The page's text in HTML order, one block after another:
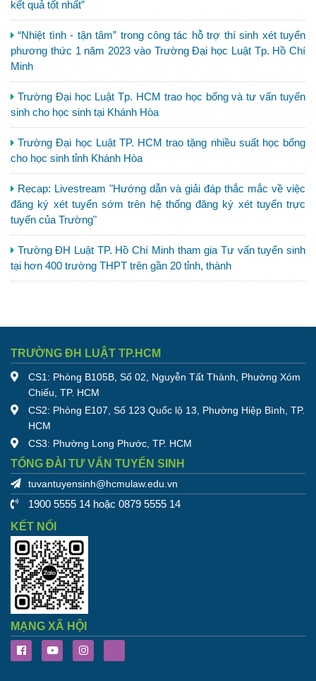
kết quả tốt nhất”
“Nhiệt tình - tận tâm” trong công tác hỗ trợ thí sinh xét tuyển
phương thức 1 năm 2023 vào Trường Đại học Luật Tp. Hồ Chí
Minh
Trường Đại học Luật Tp. HCM trao học bổng và tư vấn tuyển
sinh cho học sinh tại Khánh Hòa
Trường Đại học Luật TP. HCM trao tặng nhiều suất học bổng
cho học sinh tỉnh Khánh Hòa
Recap: Livestream "Hướng dẫn và giải đáp thắc mắc về việc
đăng ký xét tuyển sớm trên hệ thống đăng ký xét tuyển trực
tuyến của Trường"
Trường ĐH Luật TP. Hồ Chí Minh tham gia Tư vấn tuyển sinh
tại hơn 400 trường THPT trên gần 20 tỉnh, thành
TRƯỜNG ĐH LUẬT TP.HCM
CS1: Phòng B105B, Số 02, Nguyễn Tất Thành, Phường Xóm
Chiếu, TP. HCM
CS2: Phòng E107, Số 123 Quốc lộ 13, Phường Hiệp Bình, TP.
HCM
CS3: Phường Long Phước, TP. HCM
TỔNG ĐÀI TƯ VẤN TUYỂN SINH
tuvantuyensinh@hcmulaw.edu.vn
1900 5555 14 hoặc 0879 5555 14
KẾT NỐI
MẠNG XÃ HỘI